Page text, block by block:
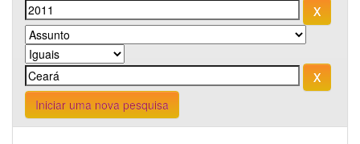
Iniciar uma nova pesquisa